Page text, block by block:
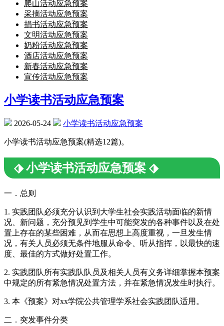
爬山活动应急预案
采摘活动应急预案
捐书活动应急预案
文明活动应急预案
奶粉活动应急预案
酒店活动应急预案
新春活动应急预案
宣传活动应急预案
小学读书活动应急预案
2026-05-24 小学读书活动应急预案
小学读书活动应急预案(精选12篇)。
⬗ 小学读书活动应急预案 ⬗
一．总则
1. 实践团队必须充分认识到大学生社会实践活动面临的新情
况、新问题，充分预见到学生中可能突发的各种事件以及在处
置上存在的某些困难，从而在思想上高度重视，一旦发生情
况，有关人员必须无条件地服从命令、听从指挥，以最快的速
度、最佳的方式做好处置工作。
2. 实践团队所有实践队队员及相关人员有义务详细掌握本预案
中规定的所有紧急情况处置方法，并在紧急情况发生时执行。
3. 本《预案》对xx学院公共管理学系社会实践团队适用。
二．突发事件分类